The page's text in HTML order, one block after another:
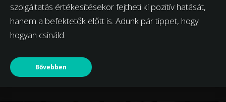
szolgáltatás értékesítésekor fejtheti ki pozitív hatását,
hanem a befektetők előtt is. Adunk pár tippet, hogy
hogyan csináld.
Bővebben